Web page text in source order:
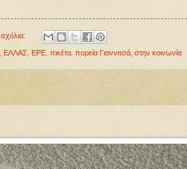
ΕΛΛΑΣ ΕΡΕ πικέτα πορεία Γιαννιτσά στην κοινωνία